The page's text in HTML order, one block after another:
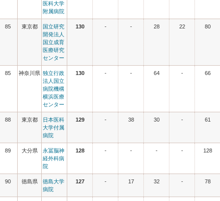
医科大学
附属病院
85 東京都
国立研究
開発法人
国立成育
医療研究
センター
130 - - 28 22 80
85 神奈川県 独立行政
法人国立
病院機構
横浜医療
センター
130 - - 64 - 66
88 東京都
日本医科
大学付属
病院
129 - 38 30 - 61
89 大分県
永冨脳神
経外科病
院
128 - - - - 128
90 徳島県
徳島大学
病院
127 - 17 32 - 78